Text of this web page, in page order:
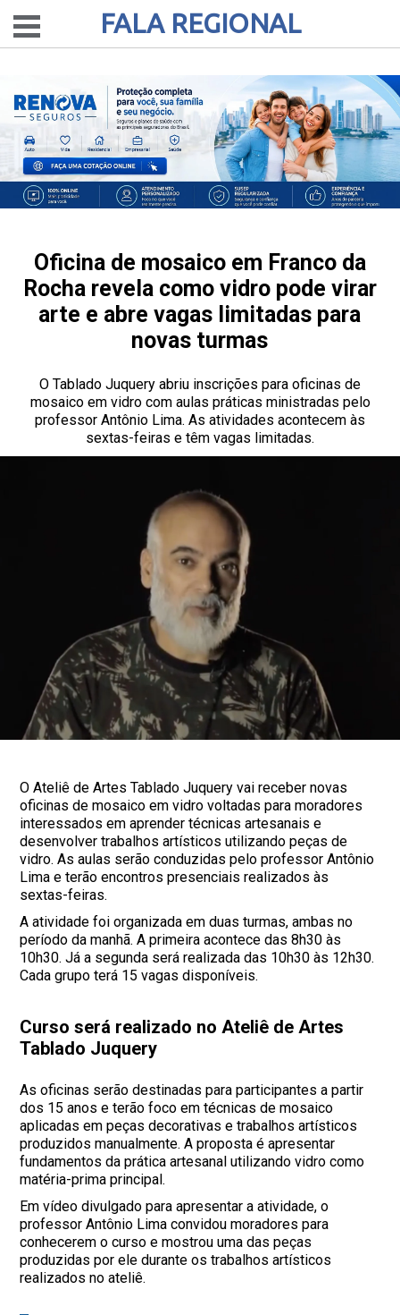
FALA REGIONAL
Oficina de mosaico em Franco da
Rocha revela como vidro pode virar
arte e abre vagas limitadas para
novas turmas
O Tablado Juquery abriu inscrições para oficinas de
mosaico em vidro com aulas práticas ministradas pelo
professor Antônio Lima. As atividades acontecem às
sextas-feiras e têm vagas limitadas.
O Ateliê de Artes Tablado Juquery vai receber novas
oficinas de mosaico em vidro voltadas para moradores
interessados em aprender técnicas artesanais e
desenvolver trabalhos artísticos utilizando peças de
vidro. As aulas serão conduzidas pelo professor Antônio
Lima e terão encontros presenciais realizados às
sextas-feiras.
A atividade foi organizada em duas turmas, ambas no
período da manhã. A primeira acontece das 8h30 às
10h30. Já a segunda será realizada das 10h30 às 12h30.
Cada grupo terá 15 vagas disponíveis.
Curso será realizado no Ateliê de Artes
Tablado Juquery
As oficinas serão destinadas para participantes a partir
dos 15 anos e terão foco em técnicas de mosaico
aplicadas em peças decorativas e trabalhos artísticos
produzidos manualmente. A proposta é apresentar
fundamentos da prática artesanal utilizando vidro como
matéria-prima principal.
Em vídeo divulgado para apresentar a atividade, o
professor Antônio Lima convidou moradores para
conhecerem o curso e mostrou uma das peças
produzidas por ele durante os trabalhos artísticos
realizados no ateliê.